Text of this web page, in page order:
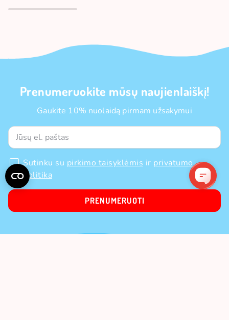
Prenumeruokite mūsų naujienlaiškį!
Gaukite 10% nuolaidą pirmam užsakymui
Sutinku su pirkimo taisyklėmis ir privatumo
politika
PRENUMERUOTI